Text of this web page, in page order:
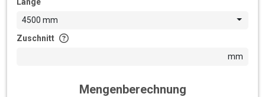
4500 mm
Zuschnitt
mm
Mengenberechnung